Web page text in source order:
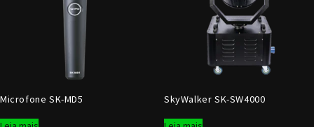
Microfone SK-MD5 SkyWalker SK-SW4000